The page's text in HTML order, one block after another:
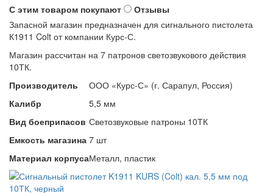
С этим товаром покупают
Отзывы
Запасной магазин предназначен для сигнального пистолета
К1911 Colt от компании Курс-С.
Магазин рассчитан на 7 патронов светозвукового действия
10ТК.
Производитель
ООО «Курс-С» (г. Сарапул, Россия)
Калибр
5,5 мм
Вид боеприпасов Светозвуковые патроны 10ТК
Емкость магазина 7 шт
Материал корпусаМеталл, пластик